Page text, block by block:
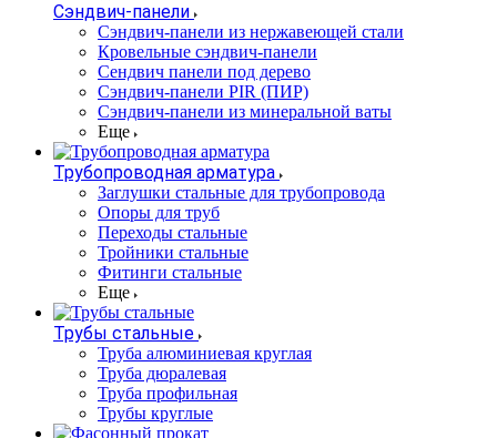
Сэндвич-панели
Cэндвич-панели из нержавеющей стали
Кровельные сэндвич-панели
Сендвич панели под дерево
Сэндвич-панели PIR (ПИР)
Сэндвич-панели из минеральной ваты
Еще
Трубопроводная арматура
Заглушки стальные для трубопровода
Опоры для труб
Переходы стальные
Тройники стальные
Фитинги стальные
Еще
Трубы стальные
Труба алюминиевая круглая
Труба дюралевая
Труба профильная
Трубы круглые